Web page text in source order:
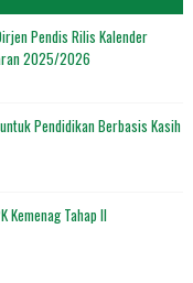
Pendis Rilis Kalender
2025/2026
Pendidikan Berbasis Kasih
Kemenag Tahap II